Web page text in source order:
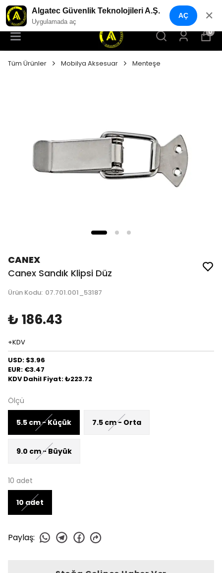
YENI NESIL GÜVENLIK GEÇIŞ SISTEMLERI
0
Tüm Ürünler Mobilya Aksesuar Menteşe
CANEX
Canex Sandık Klipsi Düz
Ürün Kodu: 07.701.001_53187
₺ 186.43
+KDV
USD: $3.96
EUR: €3.47
KDV Dahil Fiyat: ₺223.72
Ölçü
5.5 cm - Küçük 7.5 cm - Orta
9.0 cm - Büyük
10 adet
10 adet
Paylaş:
Algatec Güvenlik Teknolojileri A.Ş.
Uygulamada aç
AÇ ✕